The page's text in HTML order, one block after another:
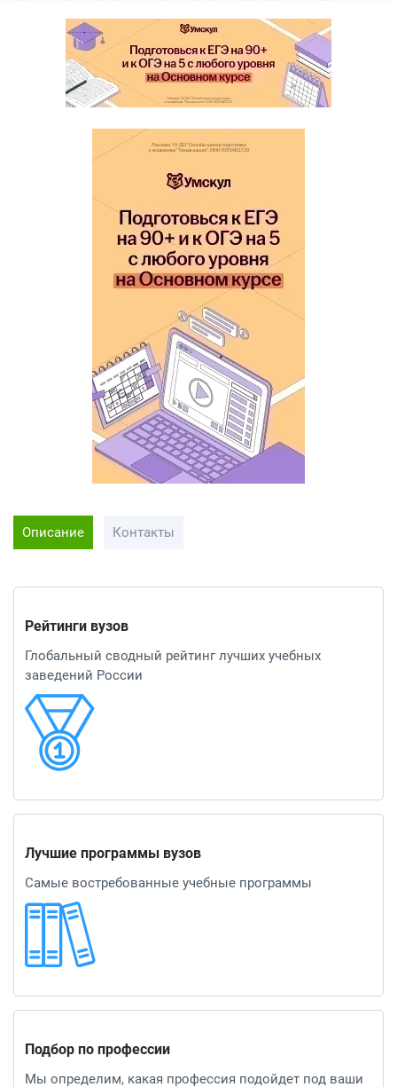
Описание Контакты
Рейтинги вузов
Глобальный сводный рейтинг лучших учебных
заведений России
Лучшие программы вузов
Самые востребованные учебные программы
Подбор по профессии
Мы определим, какая профессия подойдет под ваши